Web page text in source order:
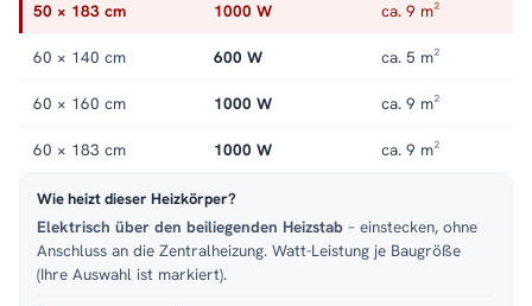
Mit der durchdachten 180°-Wendefunktion
passt sich der
PREMIUM ALRONA Heizkörper an jede Raumsituation an. Die
offene Einsteckseite kann nach Bedarf
wahlweise nach links
oder rechts ausgerichtet
werden. Diese Funktion ermöglicht
macht den Heizkörper besonders vielseitig. Selbst in
ALRONA für maximale Flexibilität bei der Montage.
Elegantes, mattes Design in Anthrazit – Stilvoll und
zeitlos
50 × 183 cm 1000 W ca. 9 m²
60 × 140 cm 600 W ca. 5 m²
60 × 160 cm 1000 W ca. 9 m²
60 × 183 cm 1000 W ca. 9 m²
Wie heizt dieser Heizkörper?
Elektrisch über den beiliegenden Heizstab – einstecken, ohne
Anschluss an die Zentralheizung. Watt-Leistung je Baugröße
(Ihre Auswahl ist markiert).